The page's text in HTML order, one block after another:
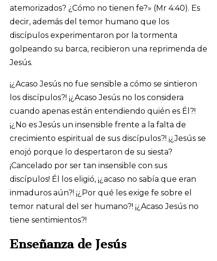
atemorizados? ¿Cómo no tienen fe?» (Mr 4:40). Es
decir, además del temor humano que los
discípulos experimentaron por la tormenta
golpeando su barca, recibieron una reprimenda de
Jesús.
¡¿Acaso Jesús no fue sensible a cómo se sintieron
los discípulos?! ¡¿Acaso Jesús no los considera
cuando apenas están entendiendo quién es Él?!
¡¿No es Jesús un insensible frente a la falta de
crecimiento espiritual de sus discípulos?! ¡¿Jesús se
enojó porque lo despertaron de su siesta?
¡Cancelado por ser tan insensible con sus
discípulos! Él los eligió, ¡¿acaso no sabía que eran
inmaduros aún?! ¡¿Por qué les exige fe sobre el
temor natural del ser humano?! ¡¿Acaso Jesús no
tiene sentimientos?!
Enseñanza de Jesús